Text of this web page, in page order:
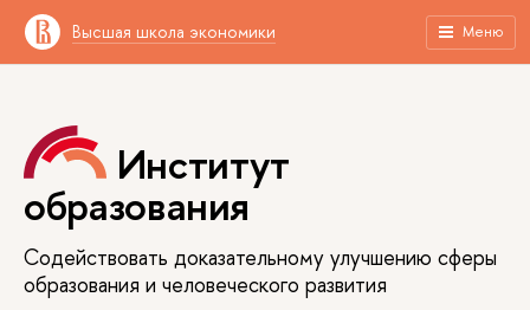
Высшая школа экономики Меню
Институт
образования
Содействовать доказательному улучшению сферы
образования и человеческого развития